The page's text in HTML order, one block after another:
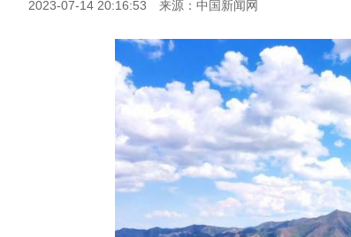
2023-07-14 20:16:53 来源：中国新闻网